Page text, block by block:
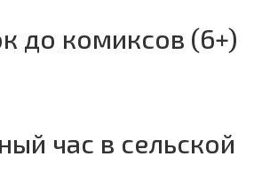
до комиксов (6+)
час в сельской